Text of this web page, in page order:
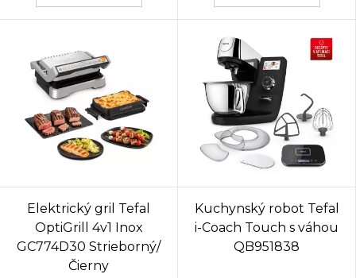
Elektrický gril Tefal
OptiGrill 4v1 Inox
GC774D30 Strieborný/
Čierny
Kuchynský robot Tefal
i-Coach Touch s váhou
QB951838